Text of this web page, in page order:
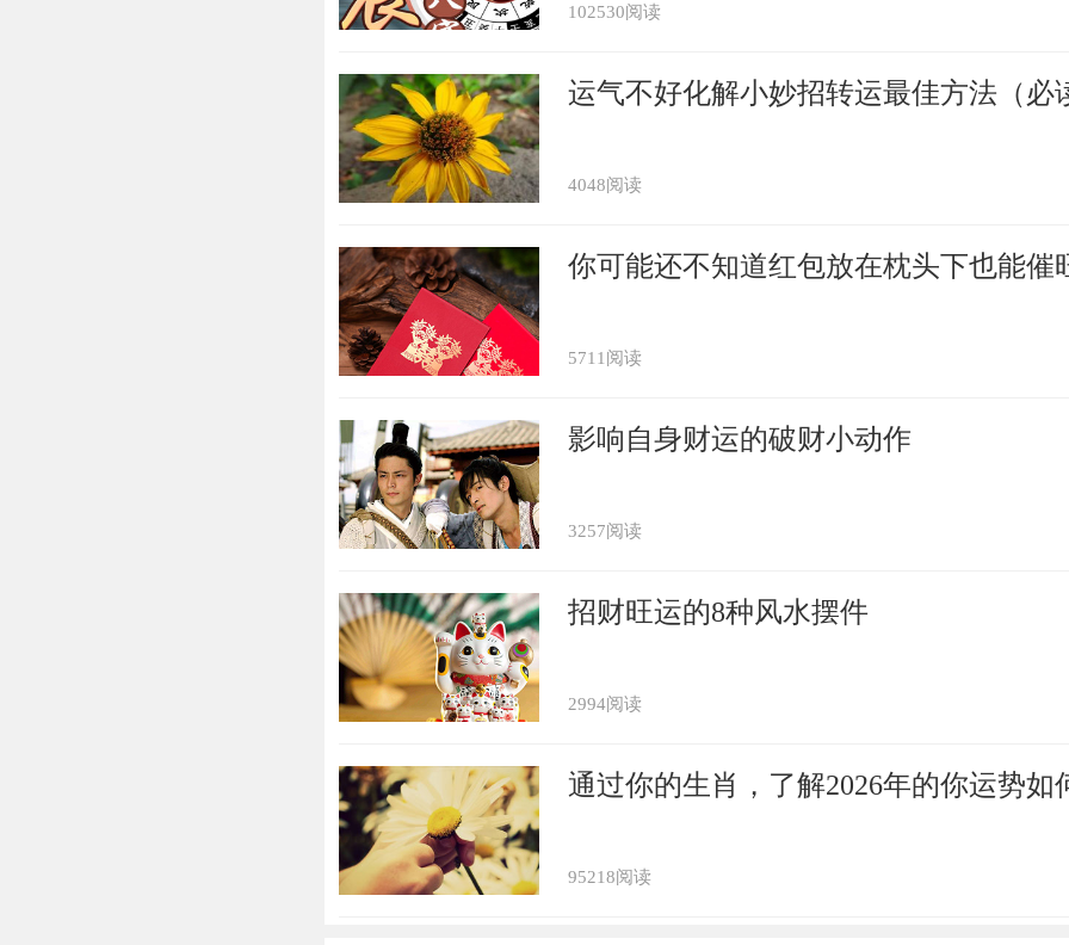
102530阅读
运气不好化解小妙招转运最佳方法（必
4048阅读
你可能还不知道红包放在枕头下也能催
5711阅读
影响自身财运的破财小动作
3257阅读
招财旺运的8种风水摆件
2994阅读
通过你的生肖，了解2026年的你运势如
95218阅读